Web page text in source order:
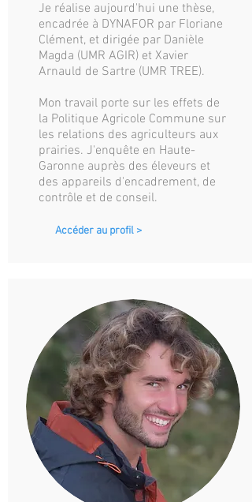
Je réalise aujourd'hui une thèse,
encadrée à DYNAFOR par Floriane
Clément, et dirigée par Danièle
Magda (UMR AGIR) et Xavier
Arnauld de Sartre (UMR TREE).
Mon travail porte sur les effets de
la Politique Agricole Commune sur
les relations des agriculteurs aux
prairies. J'enquête en Haute-
Garonne auprès des éleveurs et
des appareils d'encadrement, de
contrôle et de conseil.
Accéder au profil >